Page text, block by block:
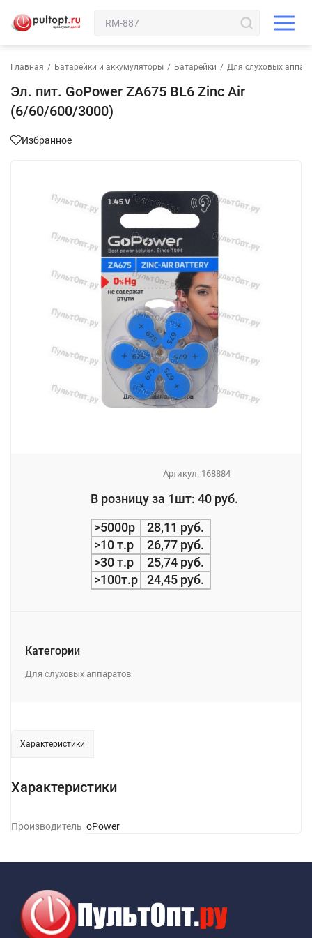
Главная / Батарейки и аккумуляторы / Батарейки / Для слуховых
Эл. пит. GoPower ZA675 BL6 Zinc Air
(6/60/600/3000)
Избранное
Артикул: 168884
В розницу за 1шт: 40 руб.
>5000р
28,11 руб.
>10 т.р
26,77 руб.
>30 т.р
25,74 руб.
>100т.р
24,45 руб.
Категории
Для слуховых аппаратов
Характеристики
Характеристики
ПроизводительGoPower